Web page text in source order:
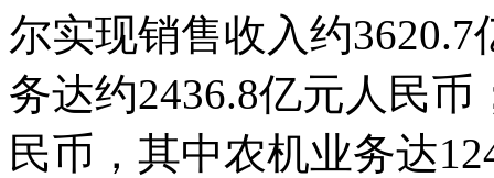
尔实现销售收入约
务达约2436.8亿元人民
民币，其中农机业务达